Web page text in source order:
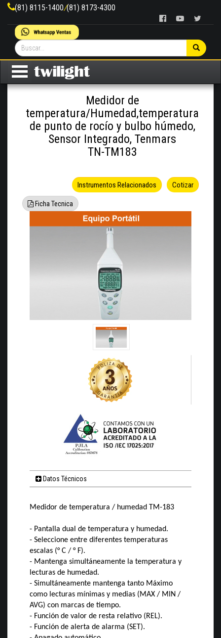
(81) 8115-1400/(81) 8173-4300
Medidor de
temperatura/Humedad,temperatura
de punto de rocío y bulbo húmedo,
Sensor Integrado, Tenmars
TN-TM183
Cotizar
Instrumentos Relacionados
Ficha Tecnica
Datos Técnicos
Medidor de temperatura / humedad TM-183
- Pantalla dual de temperatura y humedad.
- Seleccione entre diferentes temperaturas
escalas (° C / ° F).
- Mantenga simultáneamente la temperatura y
lecturas de humedad.
- Simultáneamente mantenga tanto Máximo
como lecturas mínimas y medias (MAX / MIN /
AVG) con marcas de tiempo.
- Función de valor de resta relativo (REL).
- Función de alerta de alarma (SET).